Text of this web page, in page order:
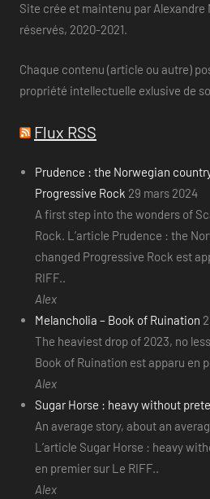
Site crée et maintenu par Alexandre
réservés, 2020-2021.
Chaque contenu (article ou autre)
propriété intellectuelle exlusive de
Flux RSS
Prudence : the Norwegian
Progressive Rock 29 mars 2024
A first step into the wonders of
Rock. L’article Prudence : the
changed Progressive Rock est
RIFF..
Alex
Melancholia – Book of Ruination
The heaviest drop of 2023, no
Book of Ruination est apparu en
Alex
Sugar Horse : heavy without
An average story, about an
L’article Sugar Horse : heavy
en premier sur Le RIFF..
Alex